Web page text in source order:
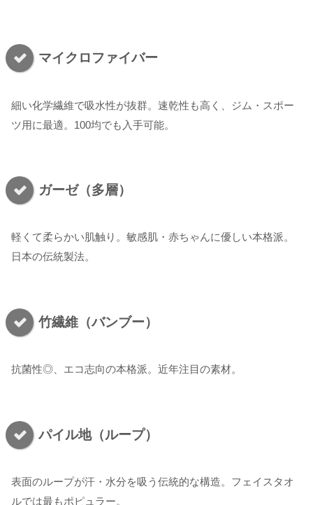
マイクロファイバー
細い化学繊維で吸水性が抜群。速乾性も高く、ジム・スポー
ツ用に最適。100均でも入手可能。
ガーゼ（多層）
軽くて柔らかい肌触り。敏感肌・赤ちゃんに優しい本格派。
日本の伝統製法。
竹繊維（バンブー）
抗菌性◎、エコ志向の本格派。近年注目の素材。
パイル地（ループ）
表面のループが汗・水分を吸う伝統的な構造。フェイスタオ
ルでは最もポピュラー。